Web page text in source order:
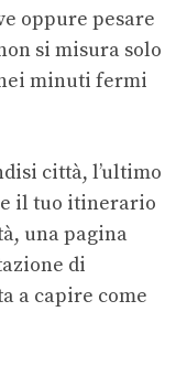
oppure pesare
si misura solo
minuti fermi
città, l’ultimo
il tuo itinerario
una pagina
di
a capire come